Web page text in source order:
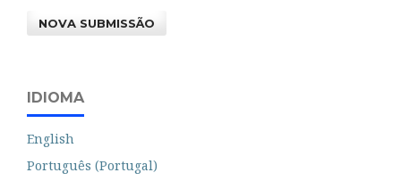
NOVA SUBMISSÃO
IDIOMA
English
Português (Portugal)